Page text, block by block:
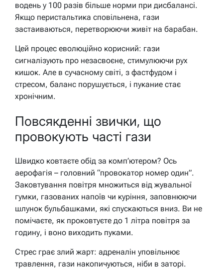
водень у 100 разів більше норми при дисбалансі.
Якщо перистальтика сповільнена, гази
застаиваються, перетворюючи живіт на барабан.
Цей процес еволюційно корисний: гази
сигналізують про незасвоєне, стимулюючи рух
кишок. Але в сучасному світі, з фастфудом і
стресом, баланс порушується, і пукание стає
хронічним.
Повсякденні звички, що
провокують часті гази
Швидко ковтаєте обід за комп’ютером? Ось
аерофагія – головний “провокатор номер один”.
Заковтування повітря множиться від жувальної
гумки, газованих напоїв чи куріння, заповнюючи
шлунок бульбашками, які спускаються вниз. Ви не
помічаєте, як проковтуєте до 1 літра повітря за
годину, і воно виходить пуками.
Стрес грає злий жарт: адреналін уповільнює
травлення, гази накопичуються, ніби в заторі.